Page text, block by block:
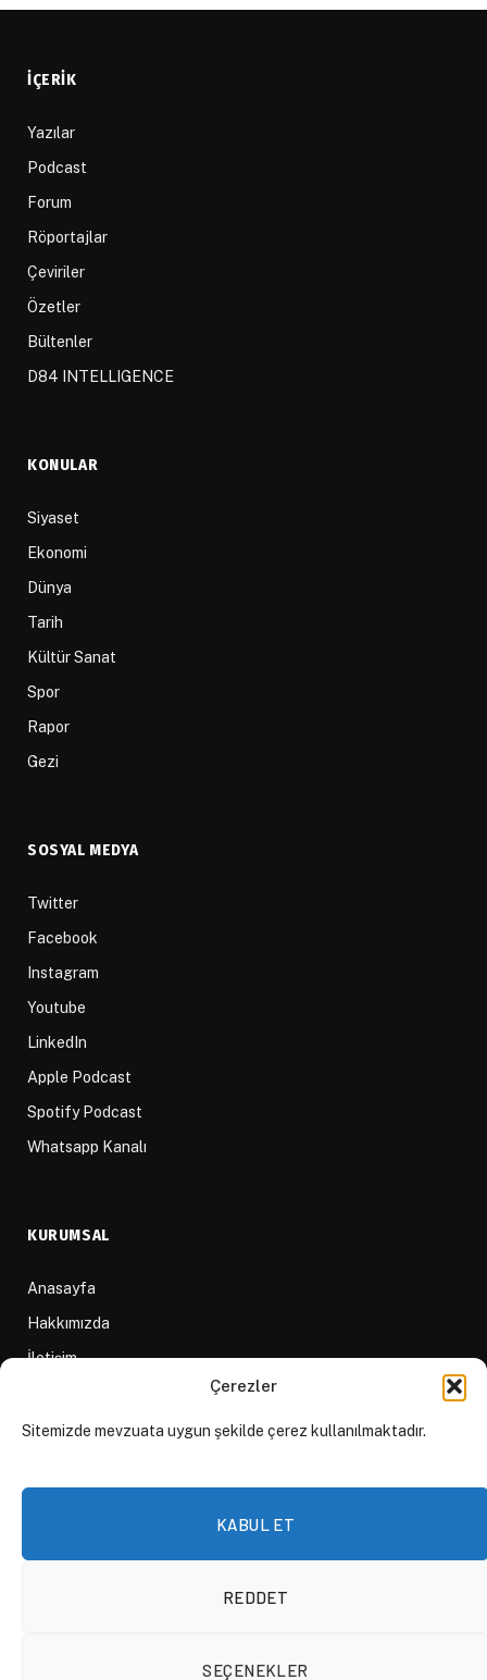
Çerezler
Sitemizde mevzuata uygun şekilde çerez kullanılmaktadır.
KABUL ET
REDDET
SEÇENEKLER
İÇERIK
Yazılar
Podcast
Forum
Röportajlar
Çeviriler
Özetler
Bültenler
D84 INTELLIGENCE
KONULAR
Siyaset
Ekonomi
Dünya
Tarih
Kültür Sanat
Spor
Rapor
Gezi
SOSYAL MEDYA
Twitter
Facebook
Instagram
Youtube
LinkedIn
Apple Podcast
Spotify Podcast
Whatsapp Kanalı
KURUMSAL
Anasayfa
Hakkımızda
İletişim
D84 Yayınları
Çerez Politikası